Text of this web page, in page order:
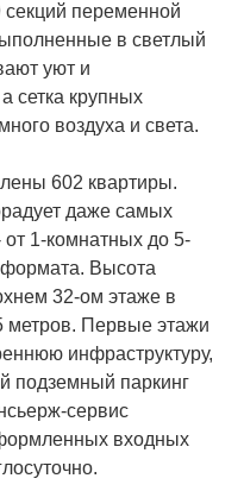
переменной
в светлый
уют и
сетка крупных
воздуха и света.
602 квартиры.
даже самых
от 1-комнатных до 5-
Высота
32-ом этаже в
метров. Первые этажи
инфраструктуру,
подземный паркинг
сервис
входных